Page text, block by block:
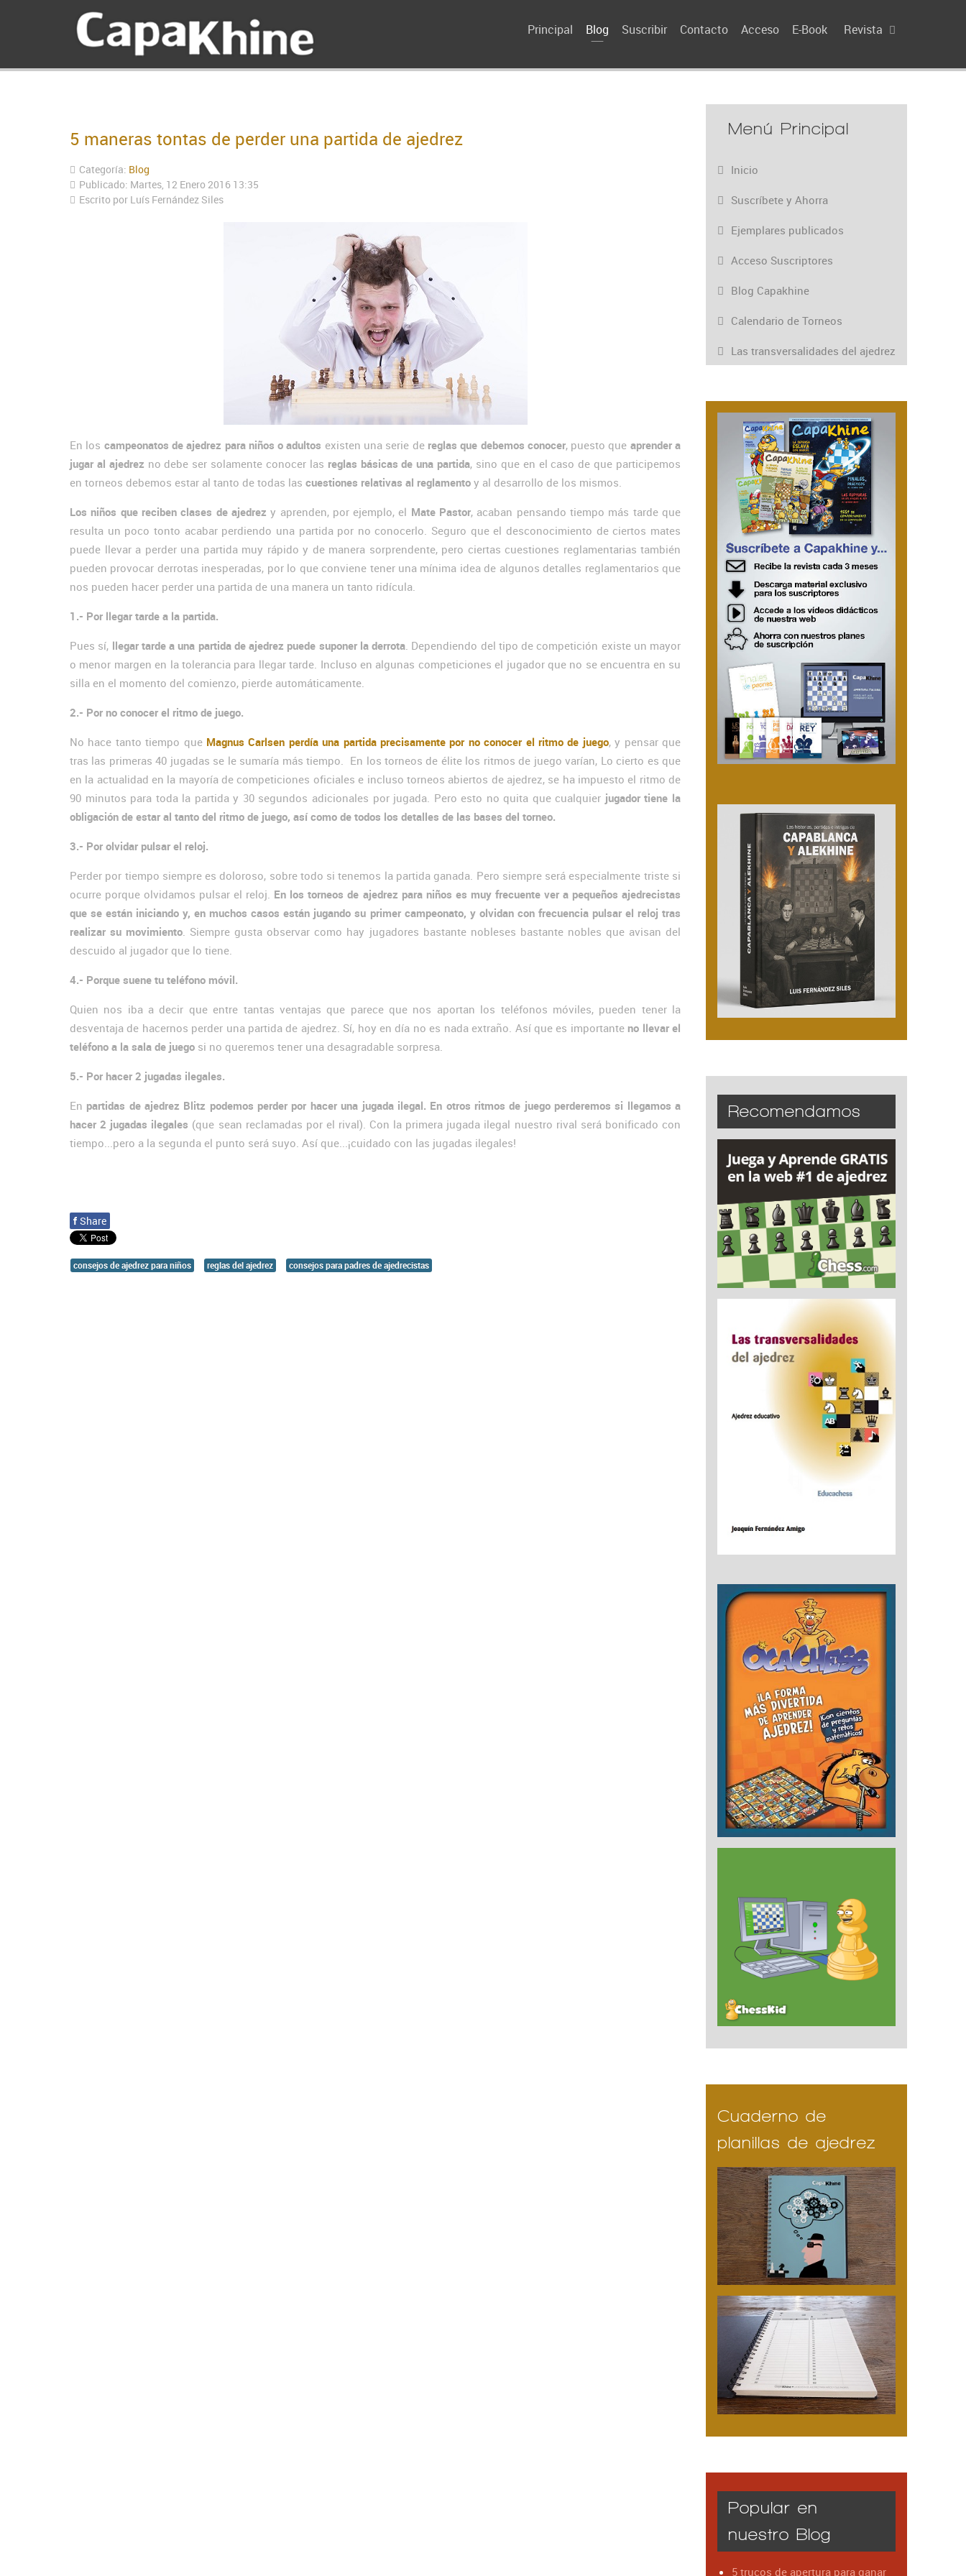
Principal Blog Suscribir Contacto Acceso E-Book Revista
5 maneras tontas de perder una partida de ajedrez
Categoría: Blog
Publicado: Martes, 12 Enero 2016 13:35
Escrito por Luís Fernández Siles
En los campeonatos de ajedrez para niños o adultos existen una serie de reglas que debemos conocer, puesto que aprender a
jugar al ajedrez no debe ser solamente conocer las reglas básicas de una partida, sino que en el caso de que participemos
en torneos debemos estar al tanto de todas las cuestiones relativas al reglamento y al desarrollo de los mismos.
Los niños que reciben clases de ajedrez y aprenden, por ejemplo, el Mate Pastor, acaban pensando tiempo más tarde que
resulta un poco tonto acabar perdiendo una partida por no conocerlo. Seguro que el desconocimiento de ciertos mates
puede llevar a perder una partida muy rápido y de manera sorprendente, pero ciertas cuestiones reglamentarias también
pueden provocar derrotas inesperadas, por lo que conviene tener una mínima idea de algunos detalles reglamentarios que
nos pueden hacer perder una partida de una manera un tanto ridícula.
1.- Por llegar tarde a la partida.
Pues sí, llegar tarde a una partida de ajedrez puede suponer la derrota . Dependiendo del tipo de competición existe un mayor
o menor margen en la tolerancia para llegar tarde. Incluso en algunas competiciones el jugador que no se encuentra en su
silla en el momento del comienzo, pierde automáticamente.
2.- Por no conocer el ritmo de juego.
No hace tanto tiempo que Magnus Carlsen perdía una partida precisamente por no conocer el ritmo de juego, y pensar que
tras las primeras 40 jugadas se le sumaría más tiempo. En los torneos de élite los ritmos de juego varían, Lo cierto es que
en la actualidad en la mayoría de competiciones oficiales e incluso torneos abiertos de ajedrez, se ha impuesto el ritmo de
90 minutos para toda la partida y 30 segundos adicionales por jugada. Pero esto no quita que cualquier jugador tiene la
obligación de estar al tanto del ritmo de juego, así como de todos los detalles de las bases del torneo.
3.- Por olvidar pulsar el reloj.
Perder por tiempo siempre es doloroso, sobre todo si tenemos la partida ganada. Pero siempre será especialmente triste si
ocurre porque olvidamos pulsar el reloj. En los torneos de ajedrez para niños es muy frecuente ver a pequeños ajedrecistas
que se están iniciando y, en muchos casos están jugando su primer campeonato, y olvidan con frecuencia pulsar el reloj tras
realizar su movimiento . Siempre gusta observar como hay jugadores bastante nobleses bastante nobles que avisan del
descuido al jugador que lo tiene.
4.- Porque suene tu teléfono móvil.
Quien nos iba a decir que entre tantas ventajas que parece que nos aportan los teléfonos móviles, pueden tener la
desventaja de hacernos perder una partida de ajedrez. Sí, hoy en día no es nada extraño. Así que es importante no llevar el
teléfono a la sala de juego si no queremos tener una desagradable sorpresa.
5.- Por hacer 2 jugadas ilegales.
En partidas de ajedrez Blitz podemos perder por hacer una jugada ilegal. En otros ritmos de juego perderemos si llegamos a
hacer 2 jugadas ilegales (que sean reclamadas por el rival). Con la primera jugada ilegal nuestro rival será bonificado con
tiempo...pero a la segunda el punto será suyo. Así que...¡cuidado con las jugadas ilegales!
f Share
consejos de ajedrez para niños reglas del ajedrez consejos para padres de ajedrecistas
Menú Principal
Inicio
Suscríbete y Ahorra
Ejemplares publicados
Acceso Suscriptores
Blog Capakhine
Calendario de Torneos
Las transversalidades del ajedrez
Recomendamos
Cuaderno de
planillas de ajedrez
Popular en
nuestro Blog
5 trucos de apertura para ganar